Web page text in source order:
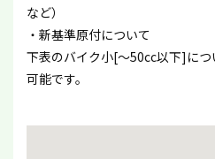
など）
・新基準原付について
下表のバイク小[〜50cc以下]に
可能です。